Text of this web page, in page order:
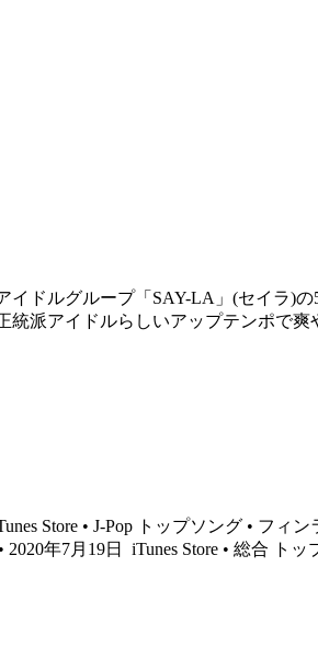
ドルグループ「SAY-LA」(セイラ)の
派アイドルらしいアップテンポで爽
Store • J-Pop トップソング • フィン
2020年7月19日 iTunes Store • 総合 ト